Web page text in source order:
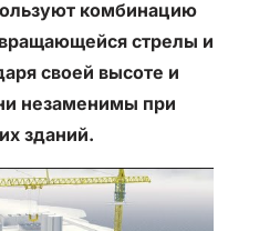
комбинацию
стрелы и
своей высоте и
незаменимы при
зданий.